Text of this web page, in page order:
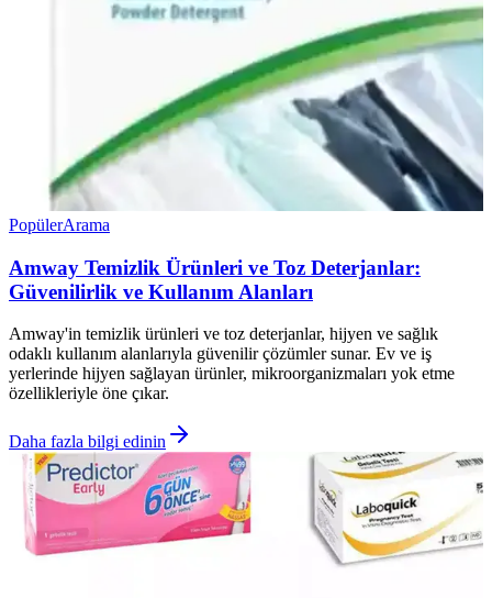
PopülerArama
Amway Temizlik Ürünleri ve Toz Deterjanlar:
Güvenilirlik ve Kullanım Alanları
Amway'in temizlik ürünleri ve toz deterjanlar, hijyen ve sağlık
odaklı kullanım alanlarıyla güvenilir çözümler sunar. Ev ve iş
yerlerinde hijyen sağlayan ürünler, mikroorganizmaları yok etme
özellikleriyle öne çıkar.
Daha fazla bilgi edinin